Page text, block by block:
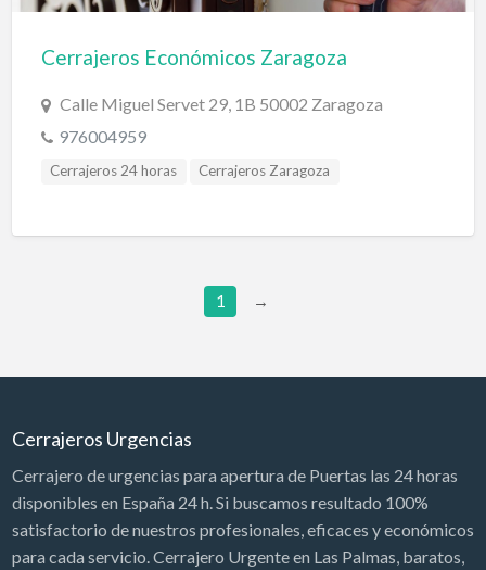
Cerrajeros Económicos Zaragoza
Calle Miguel Servet 29, 1B 50002 Zaragoza
976004959
Cerrajeros 24 horas Cerrajeros Zaragoza
1 →
Cerrajeros Urgencias
Cerrajero de urgencias para apertura de Puertas las 24 horas
disponibles en España 24 h. Si buscamos resultado 100%
satisfactorio de nuestros profesionales, eficaces y económicos
para cada servicio. Cerrajero Urgente en Las Palmas, baratos,